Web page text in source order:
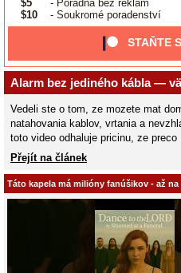
$5
- Poradna bez reklam
$10
- Soukromé poradenství
STAŇTE
Alarm bez jediného kábla —
Vedeli ste o tom, ze mozete mat
natahovania kablov, vrtania a
toto video odhaluje pricinu, ze preco
Přejít na článek
Táto kapela má milióny fanúšikov - až